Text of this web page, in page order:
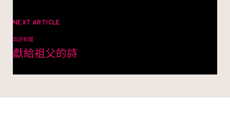
NEXT ARTICLE
與詩有關
獻給祖父的詩